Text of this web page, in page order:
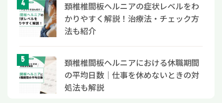
頚椎椎間板ヘルニアの症状レベルをわ
かりやすく解説！治療法・チェック方
法も紹介
頚椎椎間板ヘルニアにおける休職期間
の平均日数｜仕事を休めないときの対
処法も解説